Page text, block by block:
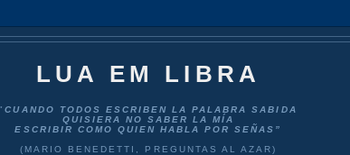
LUA EM LIBRA
"CUANDO TODOS ESCRIBEN LA PALABRA SABIDA
QUISIERA NO SABER LA MÍA
ESCRIBIR COMO QUIEN HABLA POR SEÑAS”
(MARIO BENEDETTI, PREGUNTAS AL AZAR)